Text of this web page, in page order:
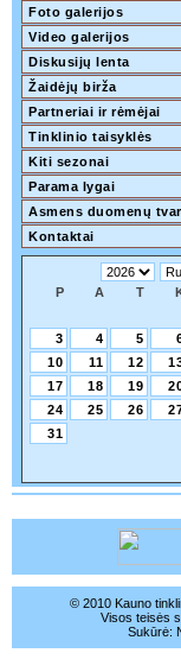
Foto galerijos
Video galerijos
Diskusijų lenta
Žaidėjų birža
Partneriai ir rėmėjai
Tinklinio taisyklės
Kiti sezonai
Parama lygai
Asmens duomenų
Kontaktai
P A T
3
4 5
10
11 12
17
18 19
24
25 26
31
© 2010 Kauno
Visos teisės
Sukūrė: